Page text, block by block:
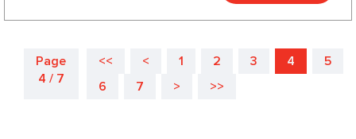
Page
4 / 7
<< < 1 2 3 4
5
6
7 > >>